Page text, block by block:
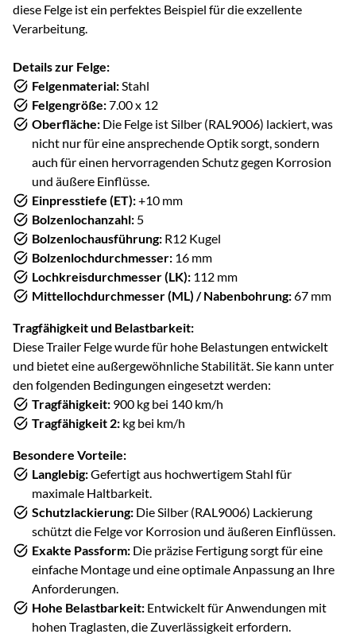
diese Felge ist ein perfektes Beispiel für die exzellente
Verarbeitung.
Details zur Felge:
Felgenmaterial: Stahl
Felgengröße:7.00 x 12
Oberfläche: Die Felge ist Silber (RAL9006) lackiert, was
nicht nur für eine ansprechende Optik sorgt, sondern
auch für einen hervorragenden Schutz gegen Korrosion
und äußere Einflüsse.
Einpresstiefe (ET):+10 mm
Bolzenlochanzahl: 5
Bolzenlochausführung: R12 Kugel
Bolzenlochdurchmesser: 16 mm
Lochkreisdurchmesser (LK): 112 mm
Mittellochdurchmesser (ML) / Nabenbohrung:67 mm
Tragfähigkeit und Belastbarkeit:
Diese Trailer Felge wurde für hohe Belastungen entwickelt
und bietet eine außergewöhnliche Stabilität. Sie kann unter
den folgenden Bedingungen eingesetzt werden:
Tragfähigkeit: 900 kg bei 140 km/h
Tragfähigkeit 2: kg bei km/h
Besondere Vorteile:
Langlebig:Gefertigt aus hochwertigem Stahl für
maximale Haltbarkeit.
Schutzlackierung: Die Silber (RAL9006) Lackierung
schützt die Felge vor Korrosion und äußeren Einflüssen.
Exakte Passform: Die präzise Fertigung sorgt für eine
einfache Montage und eine optimale Anpassung an Ihre
Anforderungen.
Hohe Belastbarkeit: Entwickelt für Anwendungen mit
hohen Traglasten, die Zuverlässigkeit erfordern.